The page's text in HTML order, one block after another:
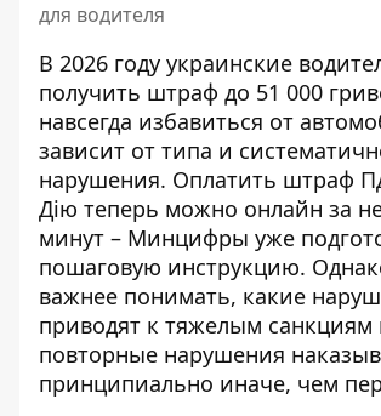
для водителя
В 2026 году украинские
получить штраф до 51 000
навсегда избавиться от
зависит от типа и
нарушения. Оплатить штраф
Дію теперь можно онлайн за
минут – Минцифры уже
пошаговую инструкцию.
важнее понимать, какие
приводят к тяжелым санкциям
повторные нарушения
принципиально иначе, чем